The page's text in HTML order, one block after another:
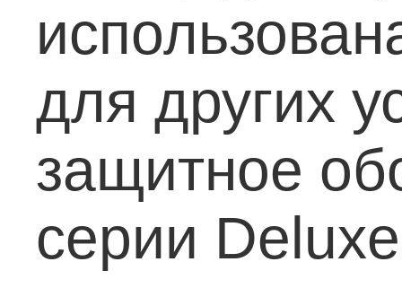
для других
защитное
серии